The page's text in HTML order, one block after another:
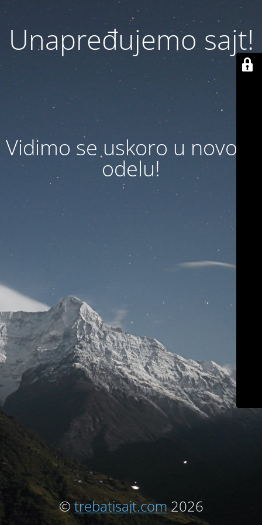
Unapređujemo sajt!
Vidimo se uskoro u novom
odelu!
©trebatisajt.com2026